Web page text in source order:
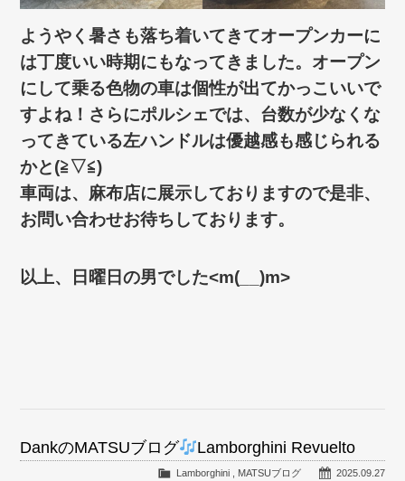
ようやく暑さも落ち着いてきてオープンカーに
は丁度いい時期にもなってきました。オープン
にして乗る色物の車は個性が出てかっこいいで
すよね！さらにポルシェでは、台数が少なくな
ってきている左ハンドルは優越感も感じられる
かと(≧▽≦)
車両は、麻布店に展示しておりますので是非、
お問い合わせお待ちしております。
以上、日曜日の男でした<m(__)m>
DankのMATSUブログ Lamborghini Revuelto
2025.09.27
Lamborghini, MATSUブログ